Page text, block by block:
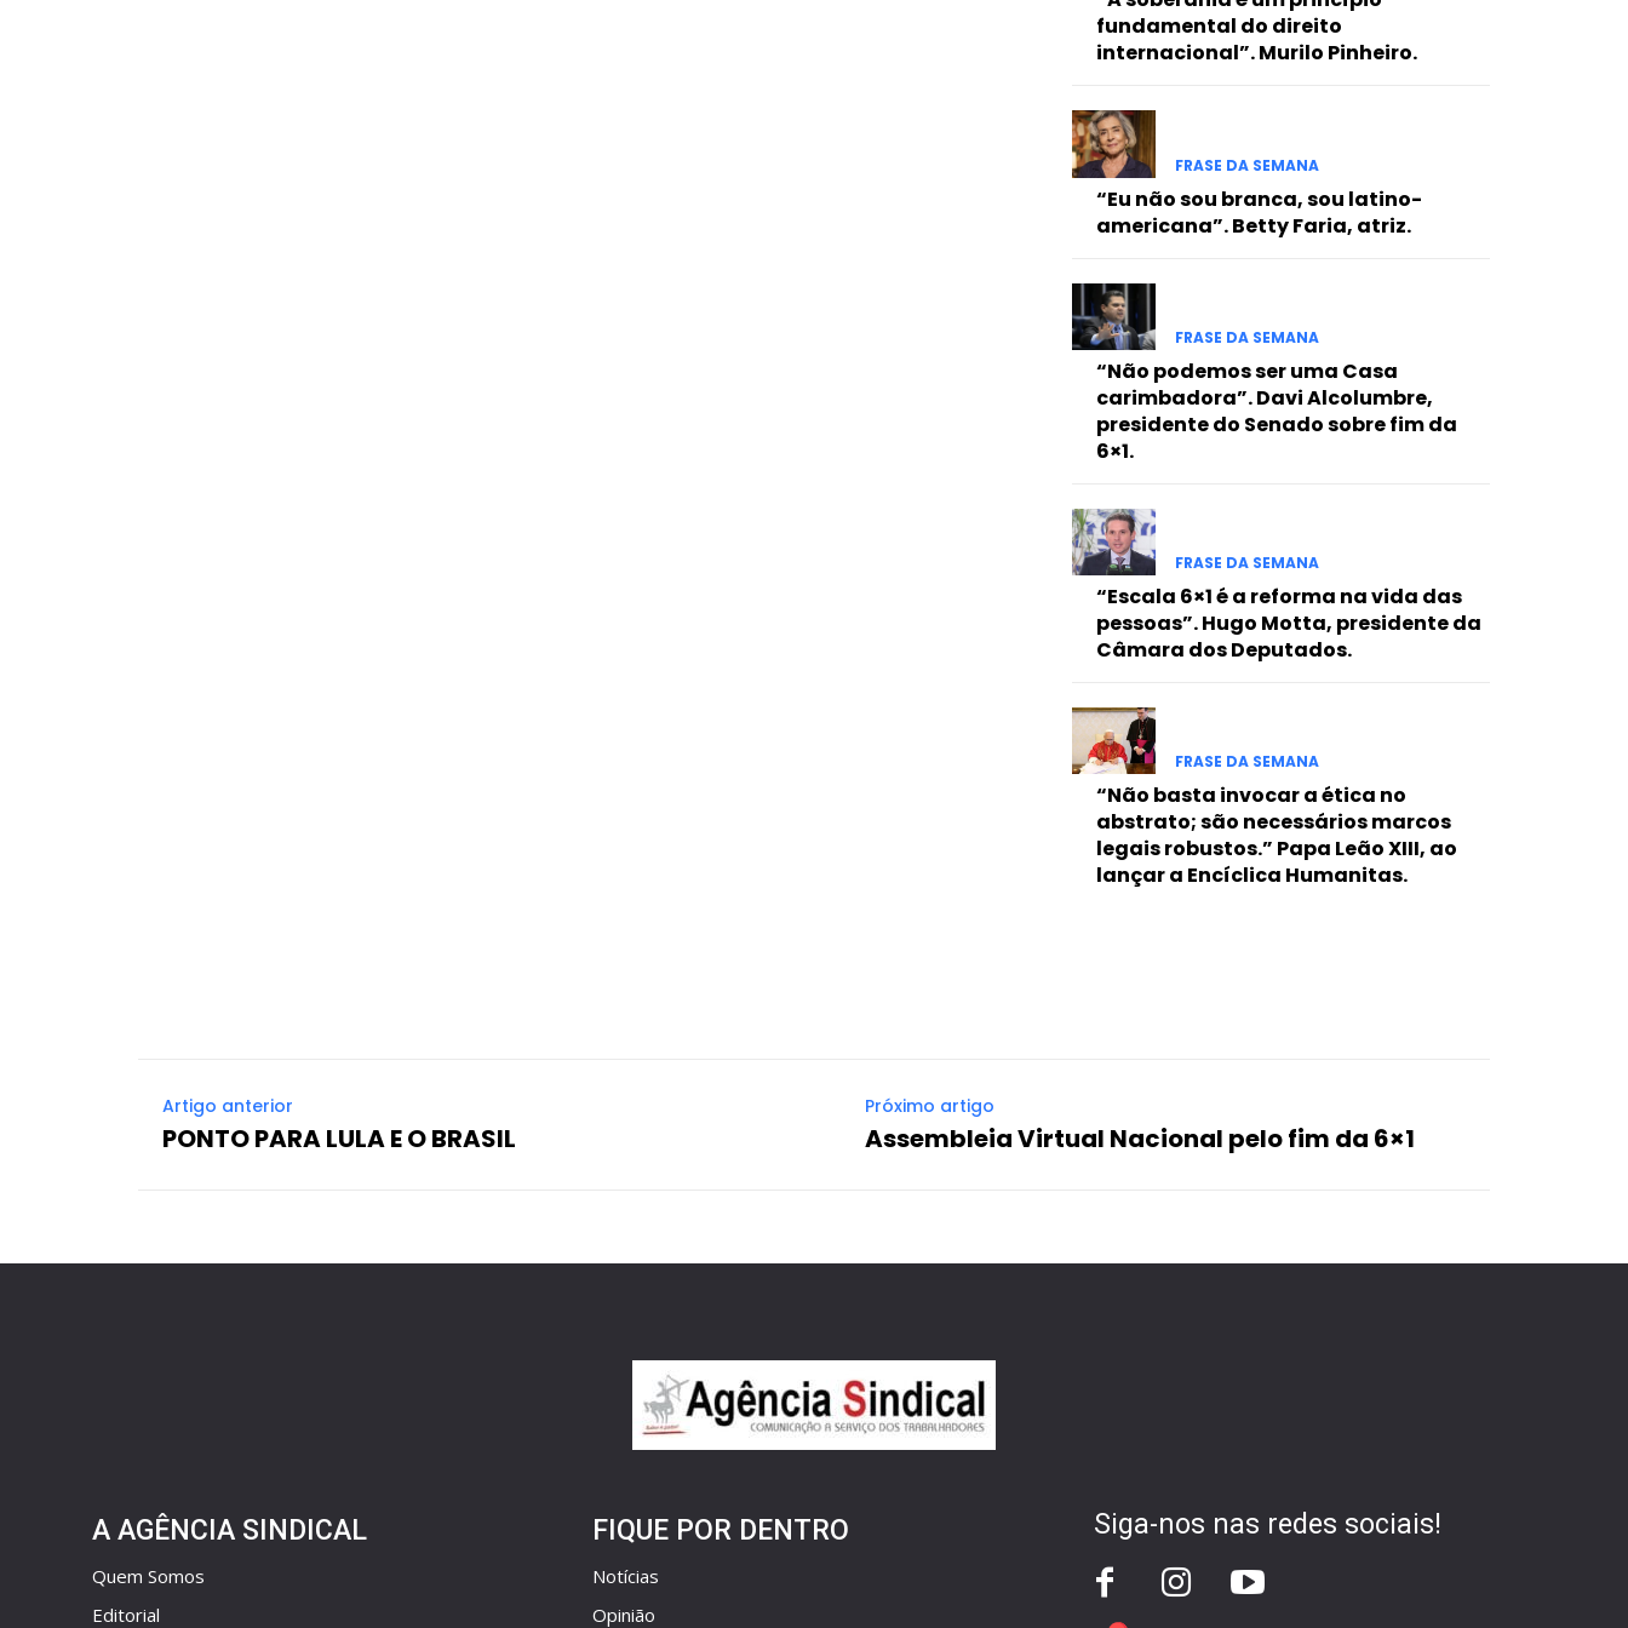
fundamental do direito
internacional”. Murilo Pinheiro.
FRASE DA SEMANA
“Eu não sou branca, sou latino-
americana”. Betty Faria, atriz.
FRASE DA SEMANA
“Não podemos ser uma Casa
carimbadora”. Davi Alcolumbre,
presidente do Senado sobre fim da
6×1.
FRASE DA SEMANA
“Escala 6×1 é a reforma na vida das
pessoas”. Hugo Motta, presidente da
Câmara dos Deputados.
FRASE DA SEMANA
“Não basta invocar a ética no
abstrato; são necessários marcos
legais robustos.” Papa Leão XIII, ao
lançar a Encíclica Humanitas.
Artigo anterior
PONTO PARA LULA E O BRASIL
Próximo artigo
Assembleia Virtual Nacional pelo fim da 6×1
A AGÊNCIA SINDICAL
Quem Somos
Editorial
FIQUE POR DENTRO
Notícias
Opinião
Siga-nos nas redes sociais!